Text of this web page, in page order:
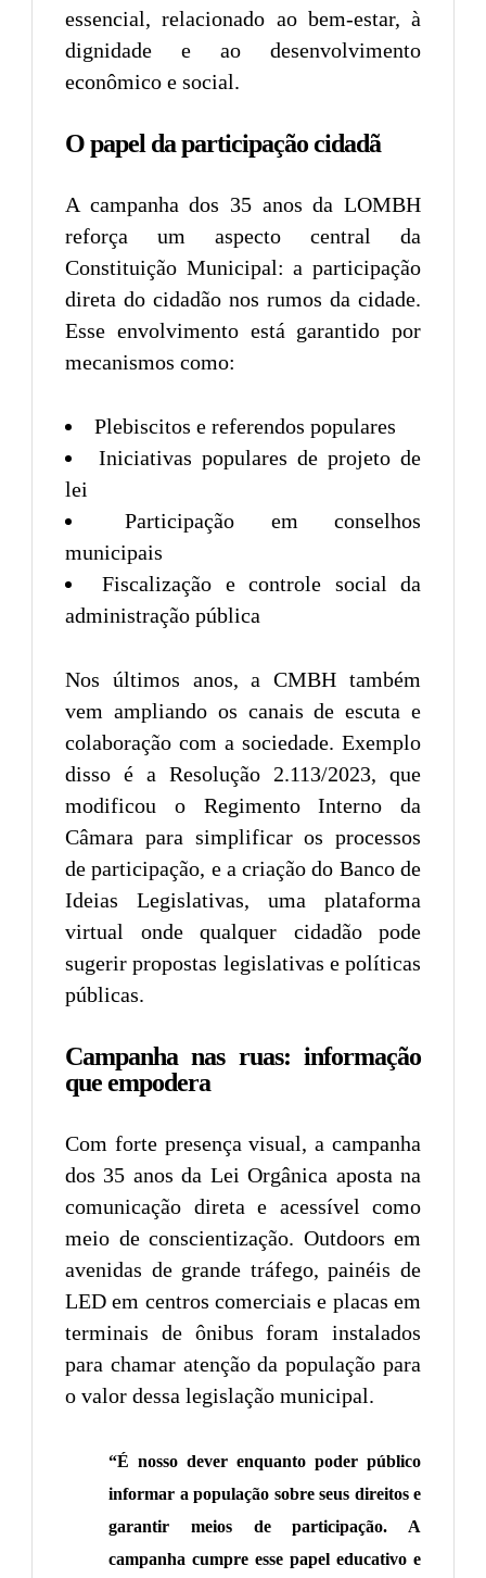
essencial, relacionado ao bem-estar, à
dignidade e ao desenvolvimento
econômico e social.
O papel da participação cidadã
A campanha dos 35 anos da LOMBH
reforça um aspecto central da
Constituição Municipal: a participação
direta do cidadão nos rumos da cidade.
Esse envolvimento está garantido por
mecanismos como:
Plebiscitos e referendos populares
Iniciativas populares de projeto de
lei
Participação em conselhos
municipais
Fiscalização e controle social da
administração pública
Nos últimos anos, a CMBH também
vem ampliando os canais de escuta e
colaboração com a sociedade. Exemplo
disso é a Resolução 2.113/2023, que
modificou o Regimento Interno da
Câmara para simplificar os processos
de participação, e a criação do Banco de
Ideias Legislativas, uma plataforma
virtual onde qualquer cidadão pode
sugerir propostas legislativas e políticas
públicas.
Campanha nas ruas: informação
que empodera
Com forte presença visual, a campanha
dos 35 anos da Lei Orgânica aposta na
comunicação direta e acessível como
meio de conscientização. Outdoors em
avenidas de grande tráfego, painéis de
LED em centros comerciais e placas em
terminais de ônibus foram instalados
para chamar atenção da população para
o valor dessa legislação municipal.
“É nosso dever enquanto poder público
informar a população sobre seus direitos e
garantir meios de participação. A
campanha cumpre esse papel educativo e